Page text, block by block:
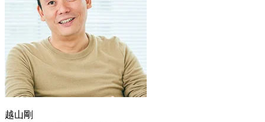
越山剛